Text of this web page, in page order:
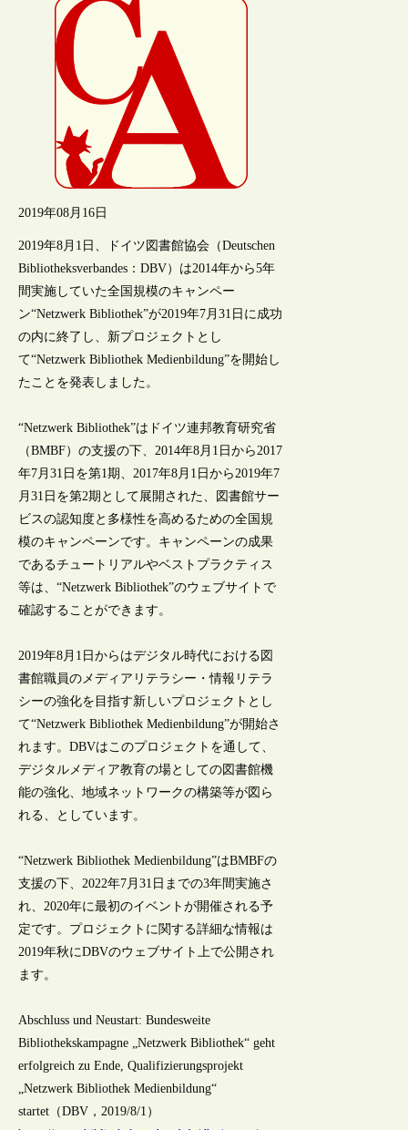
2019年08月16日
2019年8月1日、ドイツ図書館協会（Deutschen
Bibliotheksverbandes：DBV）は2014年から5年
間実施していた全国規模のキャンペー
ン“Netzwerk Bibliothek”が2019年7月31日に成功
の内に終了し、新プロジェクトとし
て“Netzwerk Bibliothek Medienbildung”を開始し
たことを発表しました。
“Netzwerk Bibliothek”はドイツ連邦教育研究省
（BMBF）の支援の下、2014年8月1日から2017
年7月31日を第1期、2017年8月1日から2019年7
月31日を第2期として展開された、図書館サー
ビスの認知度と多様性を高めるための全国規
模のキャンペーンです。キャンペーンの成果
であるチュートリアルやベストプラクティス
等は、“Netzwerk Bibliothek”のウェブサイトで
確認することができます。
2019年8月1日からはデジタル時代における図
書館職員のメディアリテラシー・情報リテラ
シーの強化を目指す新しいプロジェクトとし
て“Netzwerk Bibliothek Medienbildung”が開始さ
れます。DBVはこのプロジェクトを通して、
デジタルメディア教育の場としての図書館機
能の強化、地域ネットワークの構築等が図ら
れる、としています。
“Netzwerk Bibliothek Medienbildung”はBMBFの
支援の下、2022年7月31日までの3年間実施さ
れ、2020年に最初のイベントが開催される予
定です。プロジェクトに関する詳細な情報は
2019年秋にDBVのウェブサイト上で公開され
ます。
Abschluss und Neustart: Bundesweite
Bibliothekskampagne „Netzwerk Bibliothek“ geht
erfolgreich zu Ende, Qualifizierungsprojekt
„Netzwerk Bibliothek Medienbildung“
startet（DBV，2019/8/1）